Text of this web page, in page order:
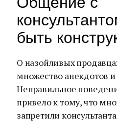
быть
О назойливых
множество анекдотов
Неправильное
привело к тому, что
запретили